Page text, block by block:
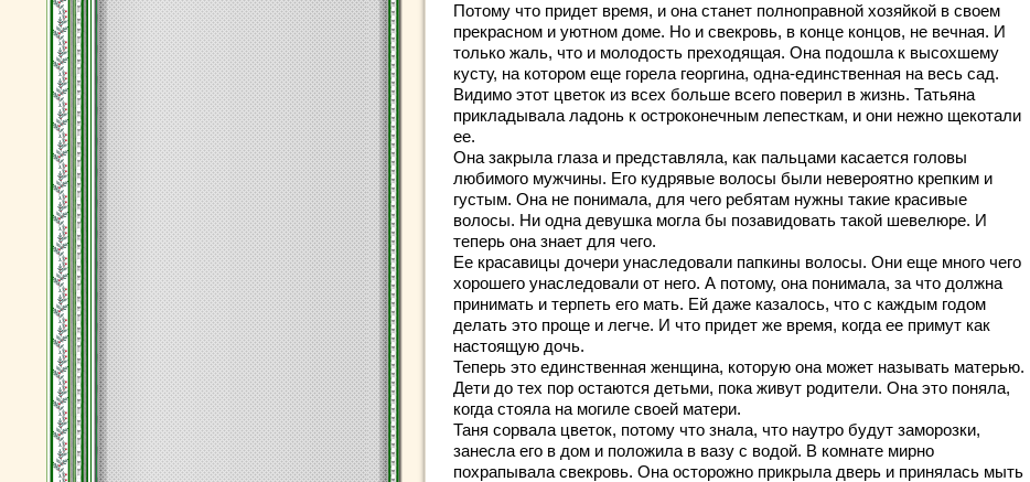
Потому что придет время, и она станет полноправной хозяйкой в своем
прекрасном и уютном доме. Но и свекровь, в конце концов, не вечная. И
только жаль, что и молодость преходящая. Она подошла к высохшему
кусту, на котором еще горела георгина, одна-единственная на весь сад.
Видимо этот цветок из всех больше всего поверил в жизнь. Татьяна
прикладывала ладонь к остроконечным лепесткам, и они нежно щекотали
ее.
Она закрыла глаза и представляла, как пальцами касается головы
любимого мужчины. Его кудрявые волосы были невероятно крепким и
густым. Она не понимала, для чего ребятам нужны такие красивые
волосы. Ни одна девушка могла бы позавидовать такой шевелюре. И
теперь она знает для чего.
Ее красавицы дочери унаследовали папкины волосы. Они еще много чего
хорошего унаследовали от него. А потому, она понимала, за что должна
принимать и терпеть его мать. Ей даже казалось, что с каждым годом
делать это проще и легче. И что придет же время, когда ее примут как
настоящую дочь.
Теперь это единственная женщина, которую она может называть матерью.
Дети до тех пор остаются детьми, пока живут родители. Она это поняла,
когда стояла на могиле своей матери.
Таня сорвала цветок, потому что знала, что наутро будут заморозки,
занесла его в дом и положила в вазу с водой. В комнате мирно
похрапывала свекровь. Она осторожно прикрыла дверь и принялась мыть